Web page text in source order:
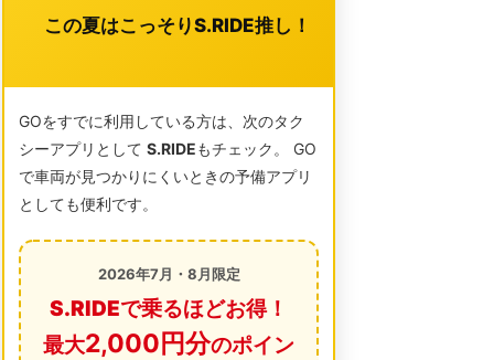
この夏はこっそりS.RIDE推し！
GOをすでに利用している方は、次のタク
シーアプリとしてS.RIDEもチェック。 GO
で車両が見つかりにくいときの予備アプリ
としても便利です。
2026年7月・8月限定
S.RIDEで乗るほどお得！
最大2,000円分のポイン